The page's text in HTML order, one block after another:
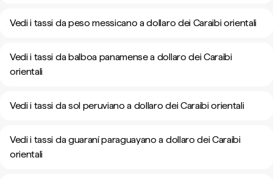
Vedi i tassi da peso messicano a dollaro dei Caraibi orientali
Vedi i tassi da balboa panamense a dollaro dei Caraibi
orientali
Vedi i tassi da sol peruviano a dollaro dei Caraibi orientali
Vedi i tassi da guaraní paraguayano a dollaro dei Caraibi
orientali